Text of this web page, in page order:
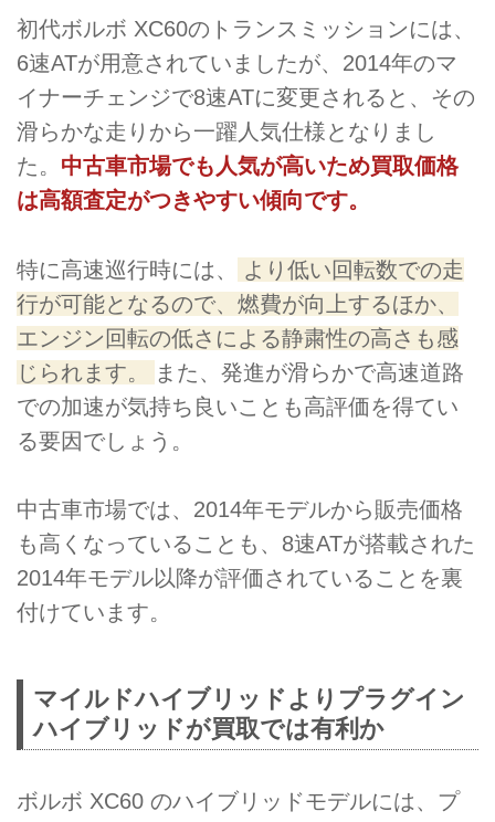
初代ボルボ XC60のトランスミッションには、
6速ATが用意されていましたが、2014年のマ
イナーチェンジで8速ATに変更されると、その
滑らかな走りから一躍人気仕様となりまし
た。 中古車市場でも人気が高いため買取価格
は高額査定がつきやすい傾向です。
特に高速巡行時には、
より低い回転数での走
行が可能となるので、燃費が向上するほか、
エンジン回転の低さによる静粛性の高さも感
じられます。
また、発進が滑らかで高速道路
での加速が気持ち良いことも高評価を得てい
る要因でしょう。
中古車市場では、2014年モデルから販売価格
も高くなっていることも、8速ATが搭載された
2014年モデル以降が評価されていることを裏
付けています。
マイルドハイブリッドよりプラグイン
ハイブリッドが買取では有利か
ボルボ XC60 のハイブリッドモデルには、プ